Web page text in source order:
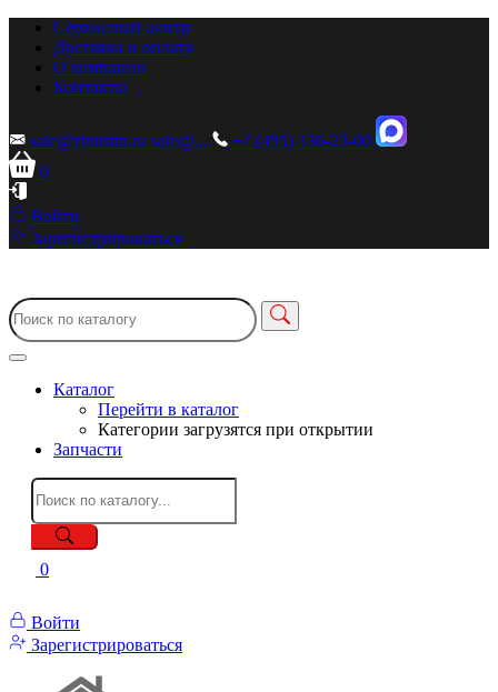
Сервисный центр
Доставка и оплата
О компании
Контакты
sale@zionstm.ru sale@...
+7 (495) 136-23-00
0
Войти
Зарегистрироваться
Каталог
Перейти в каталог
Категории загрузятся при открытии
Запчасти
0
Войти
Зарегистрироваться